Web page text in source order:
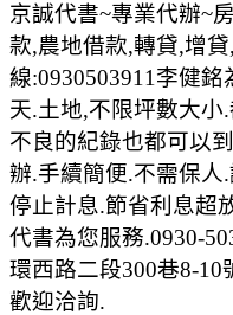
京誠代書~專業代辦~
款,農地借款,轉貸,增
線:0930503911李健
天.土地,不限坪數大小
不良的紀錄也都可以
辦.手續簡便.不需保人
停止計息.節省利息超
代書為您服務.0930-
環西路二段300巷8-10
歡迎洽詢.